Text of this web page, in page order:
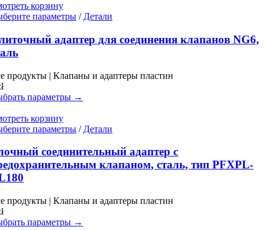
странице
товара.
корзину
параметры Этот
имеет
несколько
можно
на
/ Детали
адаптер для соединения клапанов NG6,
продукты | Клапаны и адаптеры пластин
параметры →
корзину
параметры Этот
имеет
вариаций.
выбрать
странице
/ Детали
соединительный адаптер с
клапаном, сталь, тип PFXPL-
продукты | Клапаны и адаптеры пластин
параметры →